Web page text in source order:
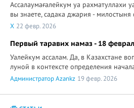
Ассалаумағалейкум уа рахматуллахи
вы знаете, садака джария - милостыня
X 22 февр. 2026
Первый таравих намаз - 18
Уалейкум ассалам. Да, в Казахстане
луной в контексте определения
Администратор Azankz 19 февр. 2026